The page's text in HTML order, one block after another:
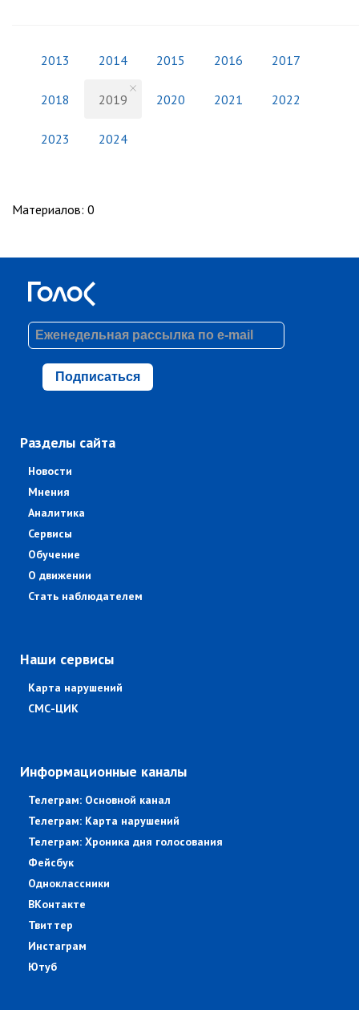
2013 2014 2015 2016 2017
2018 2019 2020 2021 2022
2023 2024
Материалов: 0
Подписаться
Разделы сайта
Новости
Мнения
Аналитика
Сервисы
Обучение
О движении
Стать наблюдателем
Наши сервисы
Карта нарушений
СМС-ЦИК
Информационные каналы
Телеграм: Основной канал
Телеграм: Карта нарушений
Телеграм: Хроника дня голосования
Фейсбук
Одноклассники
ВКонтакте
Твиттер
Инстаграм
Ютуб